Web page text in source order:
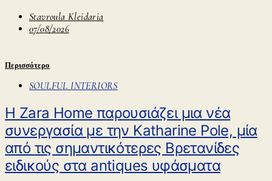
Stavroula Kleidaria
07/08/2026
Περισσότερο
SOULFUL INTERIORS
Η Zara Home παρουσιάζει μια νέα
συνεργασία με την Katharine Pole, μία
από τις σημαντικότερες Βρετανίδες
ειδικούς στα antiques υφάσματα